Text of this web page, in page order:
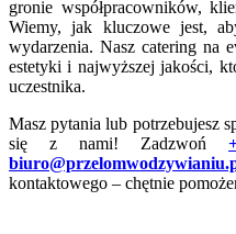
gronie współpracowników,
Wiemy, jak kluczowe jest,
wydarzenia. Nasz catering na
estetyki i najwyższej jakości,
uczestnika.
Masz pytania lub potrzebujesz
się z nami! Zadzwoń
kontaktowego – chętnie